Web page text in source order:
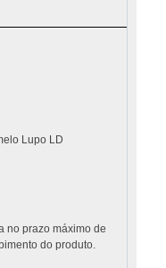
Lupo LD
no prazo máximo de
do produto.